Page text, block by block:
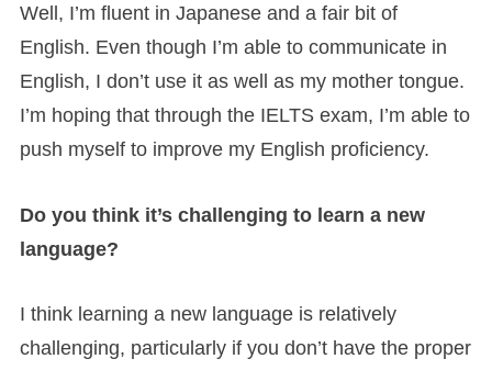
Well, I’m fluent in Japanese and a fair bit of
English. Even though I’m able to communicate in
English, I don’t use it as well as my mother tongue.
I’m hoping that through the IELTS exam, I’m able to
push myself to improve my English proficiency.
Do you think it’s challenging to learn a new
language?
I think learning a new language is relatively
challenging, particularly if you don’t have the proper